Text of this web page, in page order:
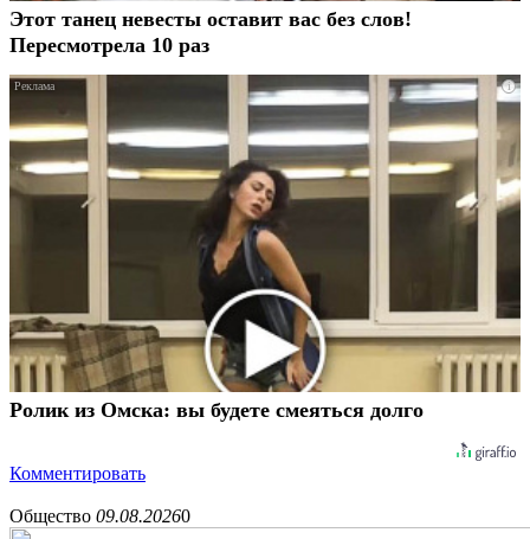
Этот танец невесты оставит вас без слов!
Пересмотрела 10 раз
i
Ролик из Омска: вы будете смеяться долго
Комментировать
Общество 09.08.20260